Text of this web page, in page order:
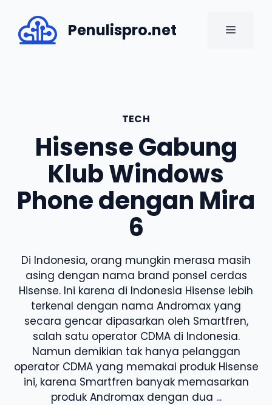
content
Penulispro.net MENU
TECH
Hisense Gabung
Klub Windows
Phone dengan Mira
6
Di Indonesia, orang mungkin merasa masih
asing dengan nama brand ponsel cerdas
Hisense. Ini karena di Indonesia Hisense lebih
terkenal dengan nama Andromax yang
secara gencar dipasarkan oleh Smartfren,
salah satu operator CDMA di Indonesia.
Namun demikian tak hanya pelanggan
operator CDMA yang memakai produk Hisense
ini, karena Smartfren banyak memasarkan
produk Andromax dengan dua ...